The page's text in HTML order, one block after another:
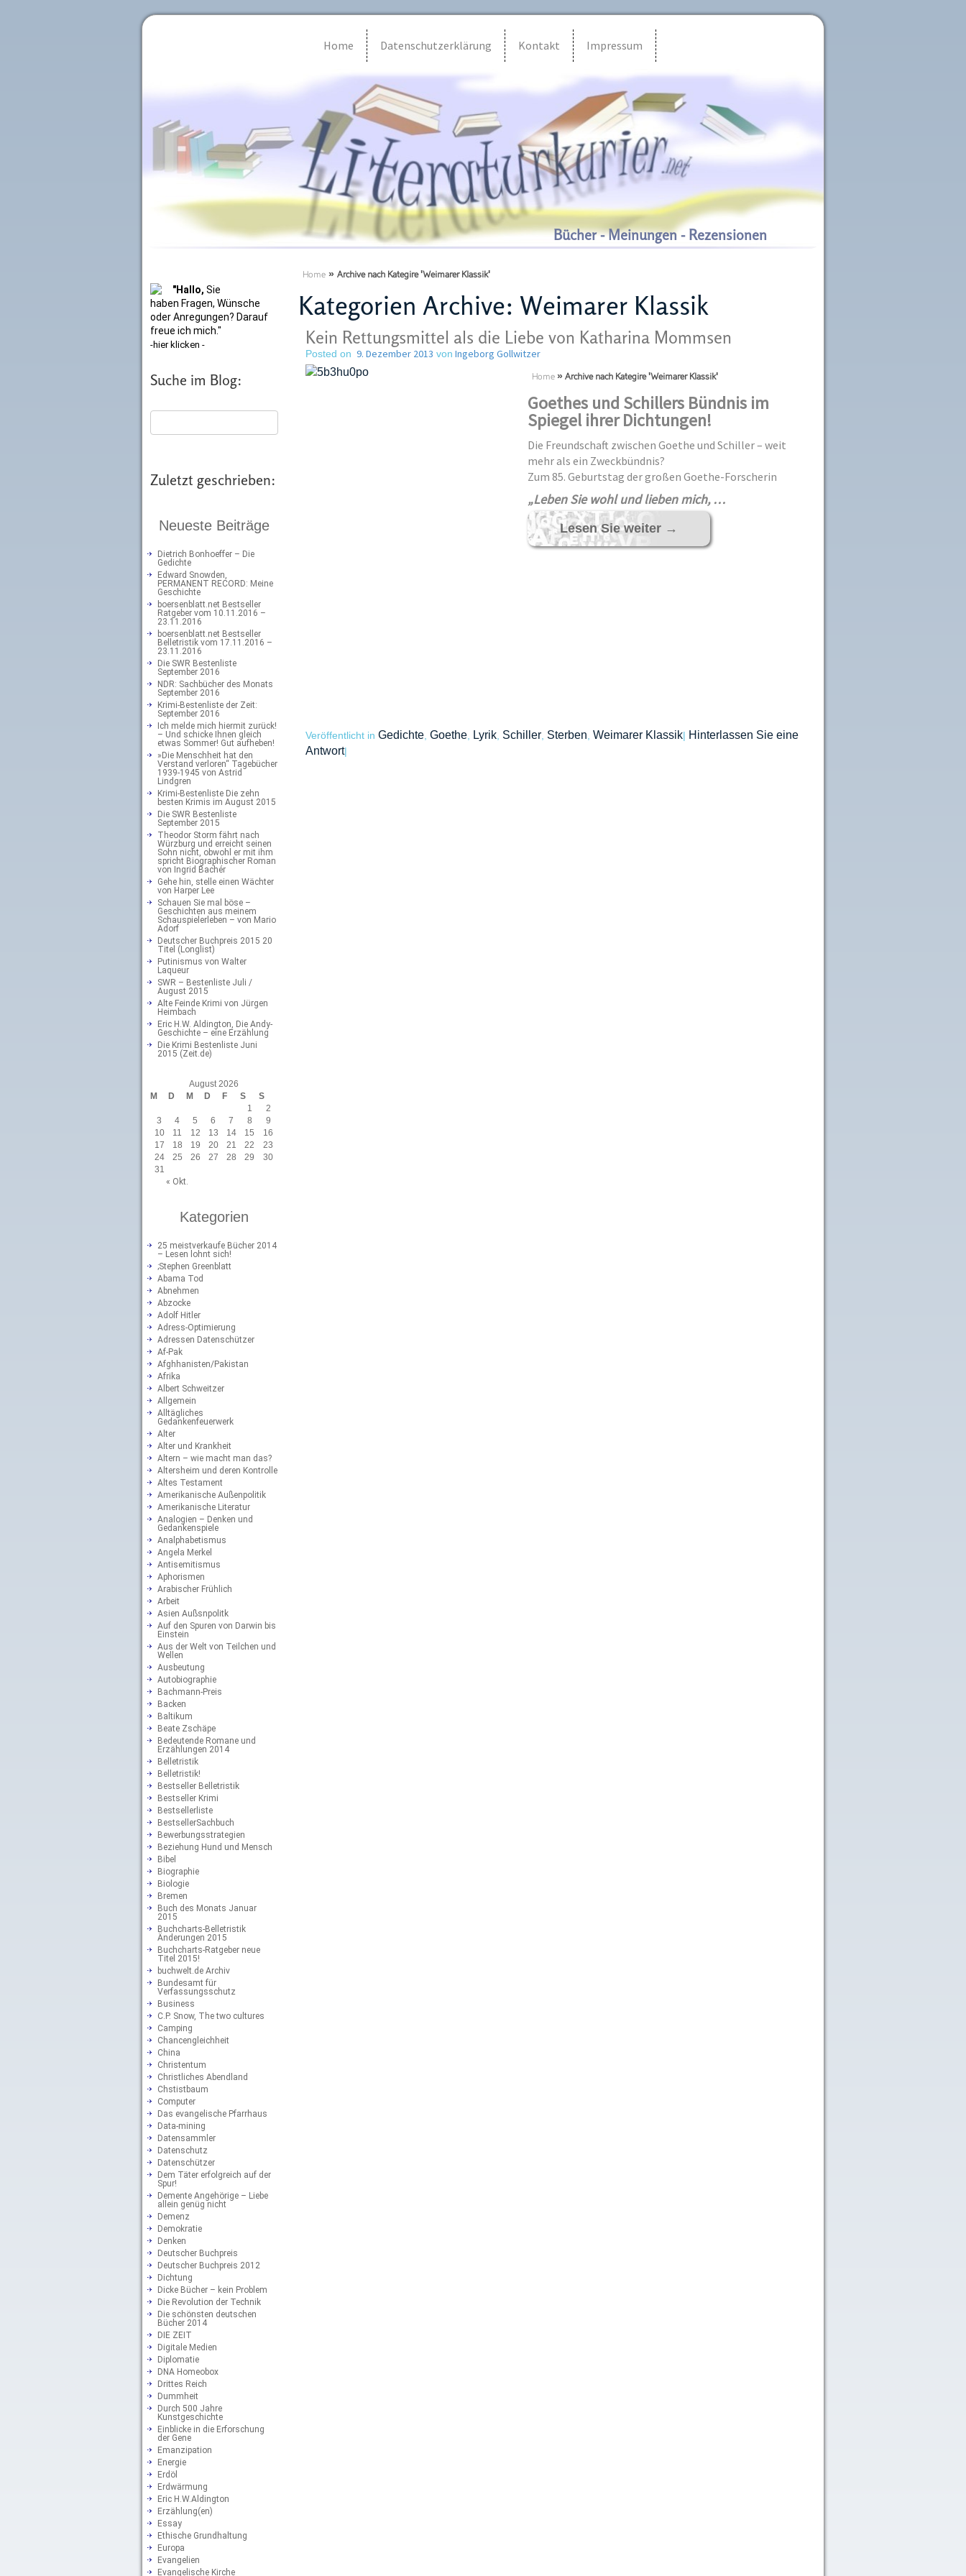
Home Datenschutzerklärung Kontakt Impressum
Bücher - Meinungen - Rezensionen
"Hallo, Sie
haben Fragen, Wünsche
oder Anregungen? Darauf
freue ich mich."
-hier klicken -
Suche im Blog:
Zuletzt geschrieben:
Neueste Beiträge
Dietrich Bonhoeffer – Die
Gedichte
Edward Snowden,
PERMANENT RECORD: Meine
Geschichte
boersenblatt.net Bestseller
Ratgeber vom 10.11.2016 –
23.11.2016
boersenblatt.net Bestseller
Belletristik vom 17.11.2016 –
23.11.2016
Die SWR Bestenliste
September 2016
NDR: Sachbücher des Monats
September 2016
Krimi-Bestenliste der Zeit:
September 2016
Ich melde mich hiermit zurück!
– Und schicke Ihnen gleich
etwas Sommer! Gut aufheben!
»Die Menschheit hat den
Verstand verloren“ Tagebücher
1939-1945 von Astrid
Lindgren
Krimi-Bestenliste Die zehn
besten Krimis im August 2015
Die SWR Bestenliste
September 2015
Theodor Storm fährt nach
Würzburg und erreicht seinen
Sohn nicht, obwohl er mit ihm
spricht Biographischer Roman
von Ingrid Bachér
Gehe hin, stelle einen Wächter
von Harper Lee
Schauen Sie mal böse –
Geschichten aus meinem
Schauspielerleben – von Mario
Adorf
Deutscher Buchpreis 2015 20
Titel (Longlist)
Putinismus von Walter
Laqueur
SWR – Bestenliste Juli /
August 2015
Alte Feinde Krimi von Jürgen
Heimbach
Eric H.W. Aldington, Die Andy-
Geschichte – eine Erzählung
Die Krimi Bestenliste Juni
2015 (Zeit.de)
August 2026
M
D M D F S S
« Okt.
1
2
3
4 5 6 7 8
9
10
11 12 13 14 15
16
17
18 19 20 21 22
23
24
25 26 27 28 29
30
31
Kategorien
25 meistverkaufe Bücher 2014
– Lesen lohnt sich!
;Stephen Greenblatt
Abama Tod
Abnehmen
Abzocke
Adolf Hitler
Adress-Optimierung
Adressen Datenschützer
Af-Pak
Afghhanisten/Pakistan
Afrika
Albert Schweitzer
Allgemein
Alltägliches
Gedankenfeuerwerk
Alter
Alter und Krankheit
Altern – wie macht man das?
Altersheim und deren Kontrolle
Altes Testament
Amerikanische Außenpolitik
Amerikanische Literatur
Analogien – Denken und
Gedankenspiele
Analphabetismus
Angela Merkel
Antisemitismus
Aphorismen
Arabischer Frühlich
Arbeit
Asien Außsnpolitk
Auf den Spuren von Darwin bis
Einstein
Aus der Welt von Teilchen und
Wellen
Ausbeutung
Autobiographie
Bachmann-Preis
Backen
Baltikum
Beate Zschäpe
Bedeutende Romane und
Erzählungen 2014
Belletristik
Belletristik!
Bestseller Belletristik
Bestseller Krimi
Bestsellerliste
BestsellerSachbuch
Bewerbungsstrategien
Beziehung Hund und Mensch
Bibel
Biographie
Biologie
Bremen
Buch des Monats Januar
2015
Buchcharts-Belletristik
Änderungen 2015
Buchcharts-Ratgeber neue
Titel 2015!
buchwelt.de Archiv
Bundesamt für
Verfassungsschutz
Business
C.P. Snow, The two cultures
Camping
Chancengleichheit
China
Christentum
Christliches Abendland
Chstistbaum
Computer
Das evangelische Pfarrhaus
Data-mining
Datensammler
Datenschutz
Datenschützer
Dem Täter erfolgreich auf der
Spur!
Demente Angehörige – Liebe
allein genüg nicht
Demenz
Demokratie
Denken
Deutscher Buchpreis
Deutscher Buchpreis 2012
Dichtung
Dicke Bücher – kein Problem
Die Revolution der Technik
Die schönsten deutschen
Bücher 2014
DIE ZEIT
Digitale Medien
Diplomatie
DNA Homeobox
Drittes Reich
Dummheit
Durch 500 Jahre
Kunstgeschichte
Einblicke in die Erforschung
der Gene
Emanzipation
Energie
Erdöl
Erdwärmung
Eric H.W.Aldington
Erzählung(en)
Essay
Ethische Grundhaltung
Europa
Evangelien
Evangelische Kirche
Home » Archive nach Kategire 'Weimarer Klassik'
Kategorien Archive: Weimarer Klassik
Kein Rettungsmittel als die Liebe von Katharina Mommsen
Posted on 9. Dezember 2013 von Ingeborg Gollwitzer
Home » Archive nach Kategire 'Weimarer Klassik'
Goethes und Schillers Bündnis im
Spiegel ihrer Dichtungen!
Die Freundschaft zwischen Goethe und Schiller – weit
mehr als ein Zweckbündnis?
Zum 85. Geburtstag der großen Goethe-Forscherin
„Leben Sie wohl und lieben mich, …
Lesen Sie weiter →
Veröffentlicht in Gedichte, Goethe, Lyrik, Schiller, Sterben Weimarer Klassik| Hinterlassen Sie eine
Antwort|